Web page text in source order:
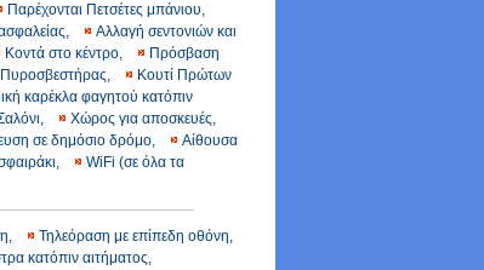
Παρέχονται Πετσέτες μπάνιου,
Αλλαγή σεντονιών και
Κοντά στο κέντρο,
Πρόσβαση
Πυροσβεστήρας,
Κουτί Πρώτων
καρέκλα φαγητού κατόπιν
Χώρος για αποσκευές,
σε δημόσιο δρόμο,
Αίθουσα
WiFi (σε όλα τα
Τηλεόραση με επίπεδη οθόνη,
κατόπιν αιτήματος,